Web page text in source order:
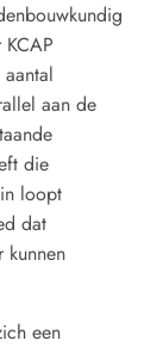
aan de
die
loopt
dat
kunnen
een